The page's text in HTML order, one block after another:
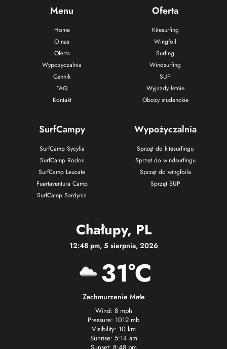
Menu
Home
O nas
Oferta
Wypożyczalnia
Cennik
FAQ
Kontakt
Oferta
Kitesurfing
Wingfoil
Surfing
Windsurfing
SUP
Wyjazdy letnie
Obozy studenckie
SurfCampy
SurfCamp Sycylia
SurfCamp Rodos
SurfCamp Leucate
Fuertaventura Camp
SurfCamp Sardynia
Wypożyczalnia
Sprzęt do kitesurfingu
Sprzęt do windsurfingu
Sprzęt do wingfoila
Sprzęt SUP
Chałupy, PL
12:48 pm, 5 sierpnia, 2026
31°C
Zachmurzenie Małe
Wind: 8 mph
Pressure: 1012 mb
Visibility: 10 km
Sunrise: 5:14 am